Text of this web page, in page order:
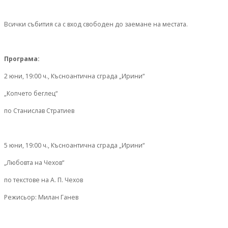
Всички събития са с вход свободен до заемане на местата.
Програма:
2 юни, 19:00 ч., Късноантична сграда „Ирини“
„Копчето беглец“
по Станислав Стратиев
5 юни, 19:00 ч., Късноантична сграда „Ирини“
„Любовта на Чехов“
по текстове на А. П. Чехов
Режисьор: Милан Ганев